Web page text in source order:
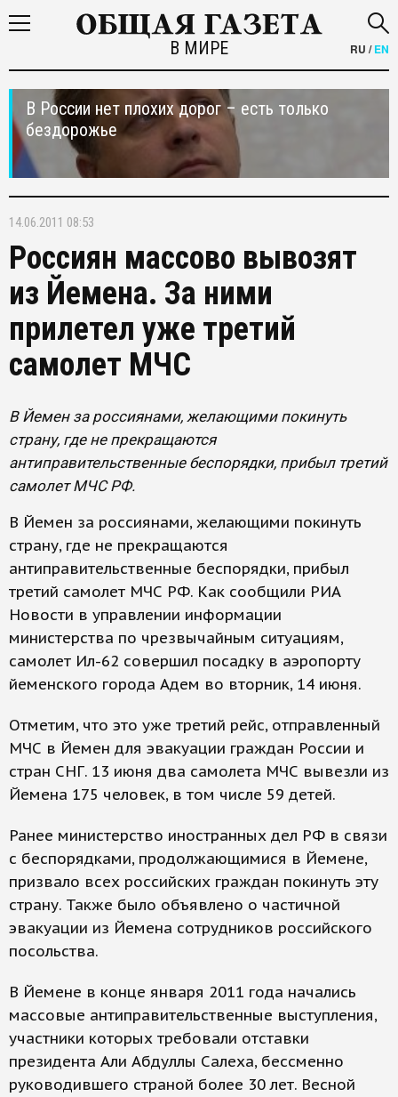
В МИРЕ RU /EN
В России нет плохих дорог – есть только
бездорожье
14.06.2011 08:53
Россиян массово вывозят
из Йемена. За ними
прилетел уже третий
самолет МЧС
В Йемен за россиянами, желающими покинуть
страну, где не прекращаются
антиправительственные беспорядки, прибыл третий
самолет МЧС РФ.
В Йемен за россиянами, желающими покинуть
страну, где не прекращаются
антиправительственные беспорядки, прибыл
третий самолет МЧС РФ. Как сообщили РИА
Новости в управлении информации
министерства по чрезвычайным ситуациям,
самолет Ил-62 совершил посадку в аэропорту
йеменского города Адем во вторник, 14 июня.
Отметим, что это уже третий рейс, отправленный
МЧС в Йемен для эвакуации граждан России и
стран СНГ. 13 июня два самолета МЧС вывезли из
Йемена 175 человек, в том числе 59 детей.
Ранее министерство иностранных дел РФ в связи
с беспорядками, продолжающимися в Йемене,
призвало всех российских граждан покинуть эту
страну. Также было объявлено о частичной
эвакуации из Йемена сотрудников российского
посольства.
В Йемене в конце января 2011 года начались
массовые антиправительственные выступления,
участники которых требовали отставки
президента Али Абдуллы Салеха, бессменно
руководившего страной более 30 лет. Весной